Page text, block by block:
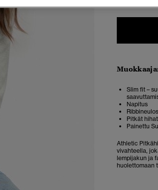
Slim fit –
Napitus
Ribbineulos
Pitkät hihat
Painettu
Athletic
vivahteella,
lempijakun ja
huolettomaan